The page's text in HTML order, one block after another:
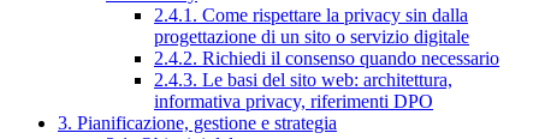
2.4.1. Come rispettare la privacy sin dalla
progettazione di un sito o servizio digitale
2.4.2. Richiedi il consenso quando necessario
2.4.3. Le basi del sito web: architettura,
informativa privacy, riferimenti DPO
3. Pianificazione, gestione e strategia